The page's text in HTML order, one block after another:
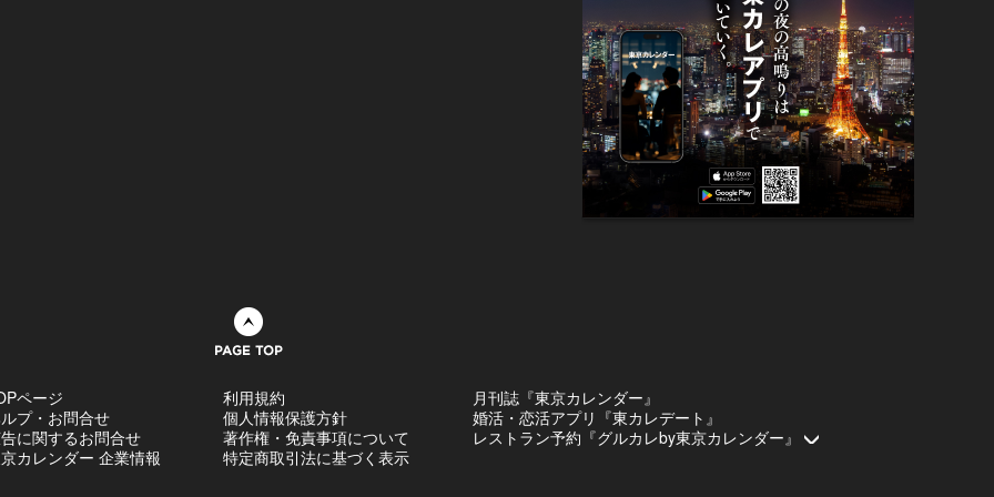
ページ
プ・お問合せ
に関するお問合せ
カレンダー 企業情報
利用規約
個人情報保護方針
著作権・免責事項について
特定商取引法に基づく表示
月刊誌『東京カレンダー』
婚活・恋活アプリ『東カレデート』
レストラン予約『グルカレby東京カレンダー』